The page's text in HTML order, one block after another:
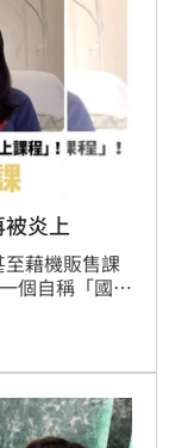
炎上
藉機販售課
個自稱「國際
徵兆的影
標題與發布道
，事件曝光後
雖已下架並發